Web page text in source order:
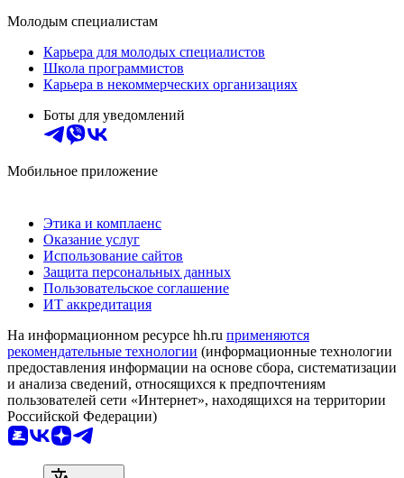
Молодым специалистам
Карьера для молодых специалистов
Школа программистов
Карьера в некоммерческих организациях
Боты для уведомлений
Мобильное приложение
Этика и комплаенс
Оказание услуг
Использование сайтов
Защита персональных данных
Пользовательское соглашение
ИТ аккредитация
На информационном ресурсе hh.ru применяются
рекомендательные технологии (информационные технологии
предоставления информации на основе сбора, систематизации
и анализа сведений, относящихся к предпочтениям
пользователей сети «Интернет», находящихся на территории
Российской Федерации)